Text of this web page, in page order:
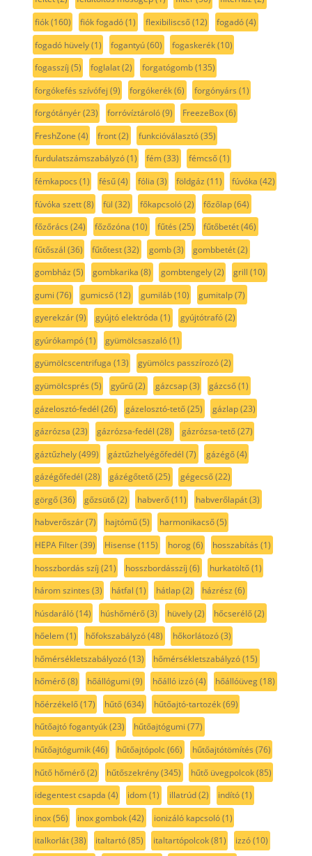
fiók(160) fiók fogadó(1) flexibiliscső(12) fogadó(4)
fogadó hüvely(1) fogantyú(60) fogaskerék(10)
fogasszíj (5) foglalat(2) forgatógomb(135)
forgókefés szívófej (9) forgókerék(6) forgónyárs (1)
forgótányér(23) forróvíztároló(9) FreezeBox(6)
FreshZone (4) front(2) funkcióválasztó(35)
furdulatszámszabályzó(1) fém(33) fémcső(1)
fémkapocs (1) fésű(4) fólia (3) földgáz (11) fúvóka (42)
fúvóka szett(8) fül (32) főkapcsoló(2) főzőlap(64)
főzőrács (24) főzőzóna (10) fűtés (25) fűtőbetét(46)
fűtőszál (36) fűtőtest(32) gomb(3) gombbetét(2)
gombház (5) gombkarika (8) gombtengely(2) grill (10)
gumi (76) gumicső(12) gumiláb(10) gumitalp(7)
gyerekzár(9) gyújtó elektróda (1) gyújtótrafó(2)
gyúrókampó(1) gyümölcsaszaló(1)
gyümölcscentrifuga (13) gyümölcs passzírozó(2)
gyümölcsprés (5) gyűrű(2) gázcsap(3) gázcső(1)
gázelosztó-fedél (26) gázelosztó-tető(25) gázlap(23)
gázrózsa (23) gázrózsa-fedél (28) gázrózsa-tető(27)
gáztűzhely(499) gáztűzhelyégőfedél (7) gázégő(4)
gázégőfedél (28) gázégőtető(25) gégecső(22)
görgő(36) gőzsütő(2) habverő(11) habverőlapát(3)
habverőszár(7) hajtómű(5) harmonikacső(5)
HEPA Filter(39) Hisense (115) horog(6) hosszabítás (1)
hosszbordás szíj (21) hosszbordásszíj (6) hurkatöltő(1)
három szintes (3) hátfal (1) hátlap(2) házrész (6)
húsdaráló(14) húshőmérő(3) hüvely(2) hőcserélő(2)
hőelem(1) hőfokszabályzó(48) hőkorlátozó(3)
hőmérsékletszabályozó(13) hőmérsékletszabályzó(15)
hőmérő(8) hőállógumi (9) hőálló izzó(4) hőállóüveg(18)
hőérzékelő(17) hűtő(634) hűtőajtó-tartozék(69)
hűtőajtó fogantyúk(23) hűtőajtógumi (77)
hűtőajtógumik(46) hűtőajtópolc(66) hűtőajtótömítés (76)
hűtő hőmérő(2) hűtőszekrény(345) hűtő üvegpolcok(85)
idegentest csapda (4) idom(1) illatrúd(2) indító(1)
inox(56) inox gombok(42) ionizáló kapcsoló(1)
italkorlát(38) italtartó(85) italtartópolcok(81) izzó(10)